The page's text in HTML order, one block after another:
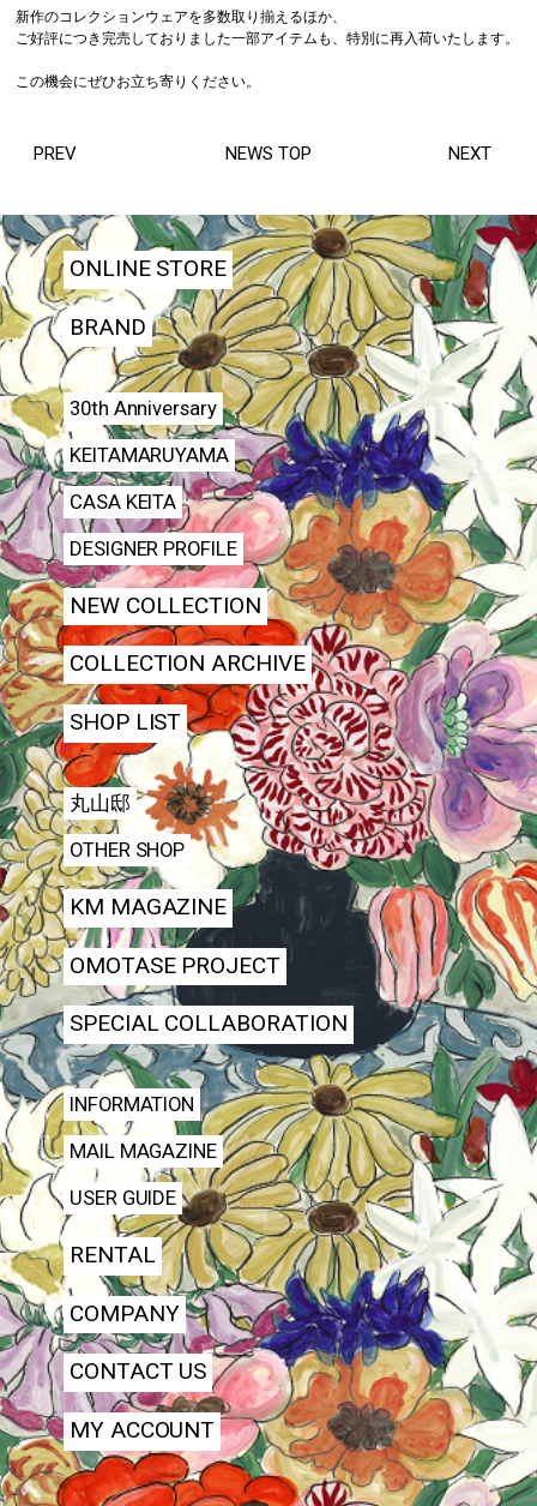
新作のコレクションウェアを多数取り揃えるほか、
ご好評につき完売しておりました一部アイテムも、特別に再入荷いたします。
この機会にぜひお立ち寄りください。
NEWS TOP
PREV NEXT
ONLINE STORE
BRAND
30th Anniversary
KEITAMARUYAMA
CASA KEITA
DESIGNER PROFILE
NEW COLLECTION
COLLECTION ARCHIVE
SHOP LIST
丸山邸
OTHER SHOP
KM MAGAZINE
OMOTASE PROJECT
SPECIAL COLLABORATION
INFORMATION
MAIL MAGAZINE
USER GUIDE
RENTAL
COMPANY
CONTACT US
MY ACCOUNT